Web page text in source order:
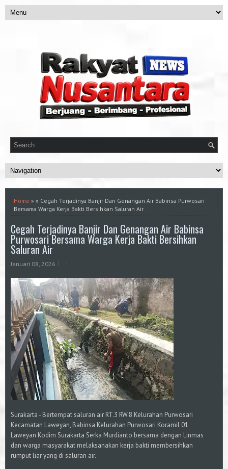
Home » » Cegah Terjadinya Banjir Dan Genangan Air Babinsa Purwosari
Bersama Warga Kerja Bakti Bersihkan Saluran Air
Cegah Terjadinya Banjir Dan Genangan Air Babinsa
Purwosari Bersama Warga Kerja Bakti Bersihkan
Saluran Air
Januari 08, 2026
Surakarta - Bertempat saluran air RT.3 RW.8 Kelurahan Purwosari
Kecamatan Laweyan, Babinsa Kelurahan Purwosari Koramil 01
Laweyan Kodim Surakarta Serka Murdianto bersama dengan Linmas
dan warga masyarakat melaksanakan kerja bakti membersihkan
rumput liar yang di saluran air.